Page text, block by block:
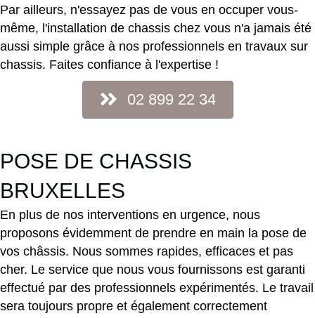
Par ailleurs, n'essayez pas de vous en occuper vous-
même, l'installation de chassis chez vous n'a jamais été
aussi simple grâce à nos professionnels en travaux sur
chassis. Faites confiance à l'expertise !
02 899 22 34
POSE DE CHASSIS
BRUXELLES
En plus de nos interventions en urgence, nous
proposons évidemment de prendre en main la pose de
vos châssis. Nous sommes rapides, efficaces et pas
cher. Le service que nous vous fournissons est garanti
effectué par des professionnels expérimentés. Le travail
sera toujours propre et également correctement